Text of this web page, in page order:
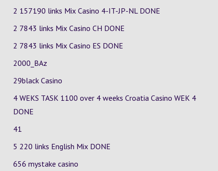
2 157190 links Mix Casino 4-IT-JP-NL DONE
2 7843 links Mix Casino CH DONE
2 7843 links Mix Casino ES DONE
2000_BAz
29black Casino
4 WEKS TASK 1100 over 4 weeks Croatia Casino WEK 4
DONE
41
5 220 links English Mix DONE
656 mystake casino